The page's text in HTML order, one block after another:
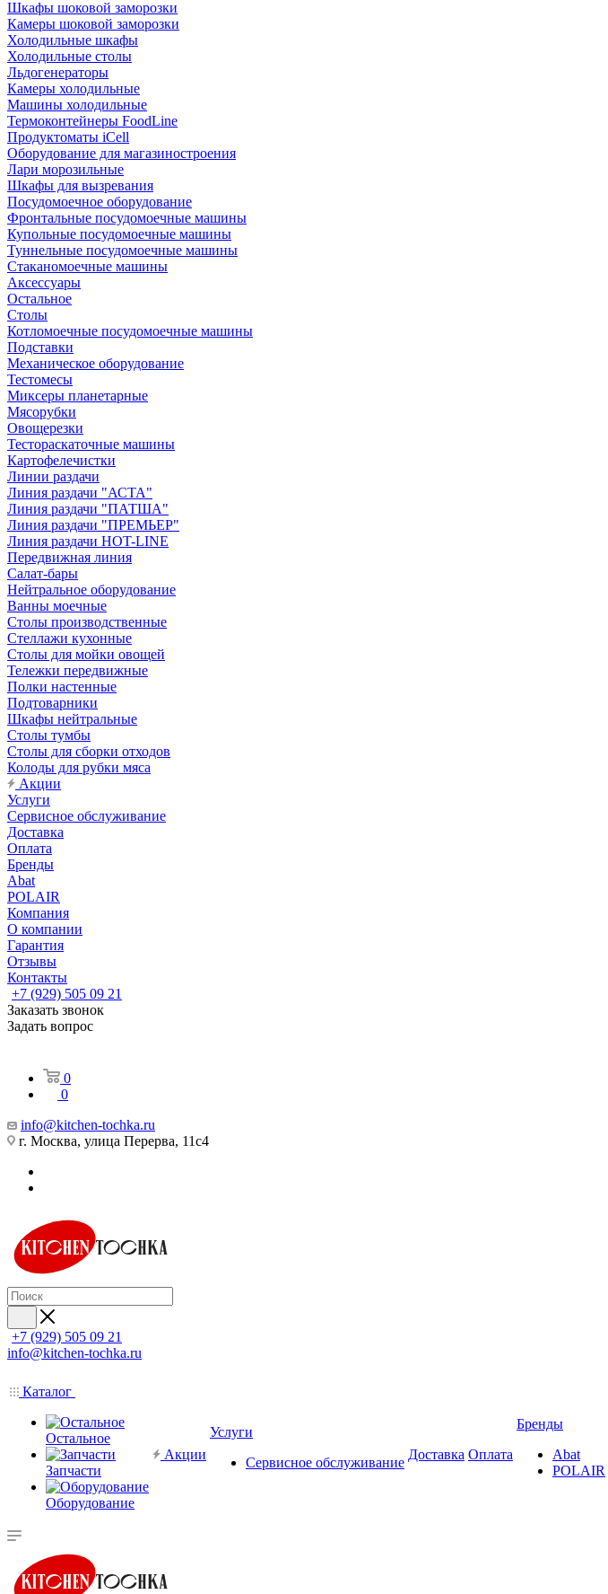
Шкафы шоковой заморозки
Камеры шоковой заморозки
Холодильные шкафы
Холодильные столы
Льдогенераторы
Камеры холодильные
Машины холодильные
Термоконтейнеры FoodLine
Продуктоматы iCell
Оборудование для магазиностроения
Лари морозильные
Шкафы для вызревания
Посудомоечное оборудование
Фронтальные посудомоечные машины
Купольные посудомоечные машины
Туннельные посудомоечные машины
Стаканомоечные машины
Аксессуары
Остальное
Столы
Котломоечные посудомоечные машины
Подставки
Механическое оборудование
Тестомесы
Миксеры планетарные
Мясорубки
Овощерезки
Тестораскаточные машины
Картофелечистки
Линии раздачи
Линия раздачи "АСТА"
Линия раздачи "ПАТША"
Линия раздачи "ПРЕМЬЕР"
Линия раздачи HOT-LINE
Передвижная линия
Салат-бары
Нейтральное оборудование
Ванны моечные
Столы производственные
Стеллажи кухонные
Столы для мойки овощей
Тележки передвижные
Полки настенные
Подтоварники
Шкафы нейтральные
Столы тумбы
Столы для сборки отходов
Колоды для рубки мяса
Акции
Услуги
Сервисное обслуживание
Доставка
Оплата
Бренды
Abat
POLAIR
Компания
О компании
Гарантия
Отзывы
Контакты
+7 (929) 505 09 21
Заказать звонок
Задать вопрос
0
0
info@kitchen-tochka.ru
г. Москва, улица Перерва, 11с4
+7 (929) 505 09 21
info@kitchen-tochka.ru
Каталог
Остальное
Запчасти
Оборудование
Акции
Услуги
Сервисное обслуживание
Доставка Оплата
Бренды
Abat
POLAIR